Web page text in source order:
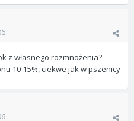
z własnego rozmnożenia?
10-15%, ciekwe jak w pszenicy